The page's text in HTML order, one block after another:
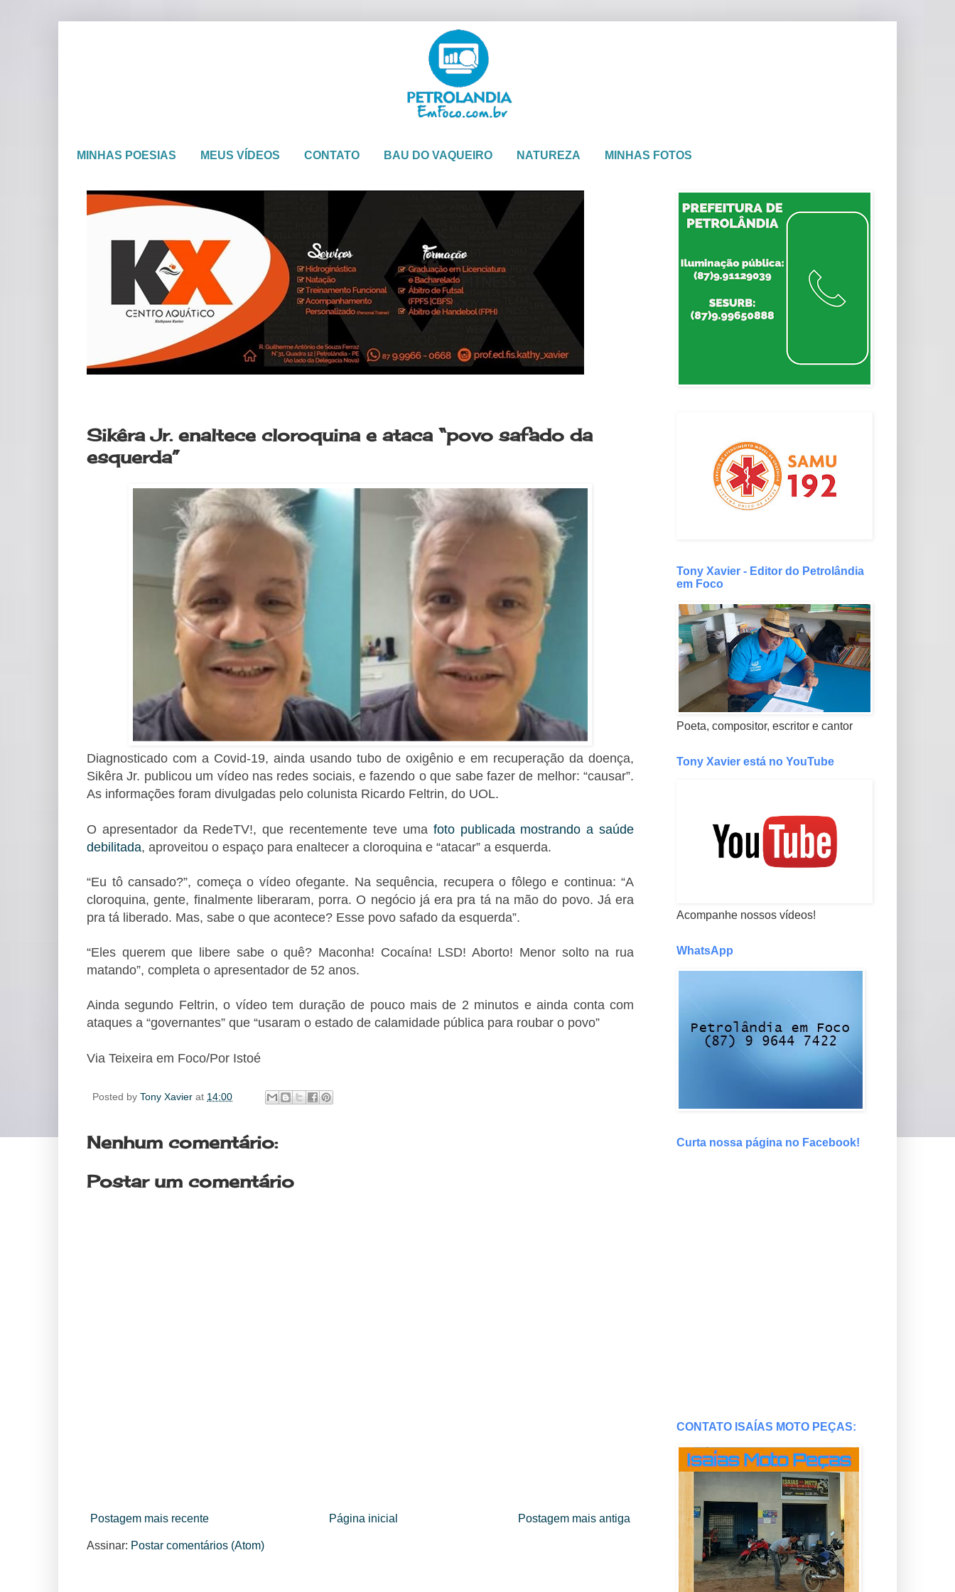
MINHAS POESIAS MEUS VÍDEOS CONTATO BAU DO VAQUEIRO NATUREZA MINHAS FOTOS
Sikêra Jr. enaltece cloroquina e ataca “povo safado da
esquerda”
Diagnosticado com a Covid-19, ainda usando tubo de oxigênio e em recuperação da doença,
Sikêra Jr. publicou um vídeo nas redes sociais, e fazendo o que sabe fazer de melhor: “causar”.
As informações foram divulgadas pelo colunista Ricardo Feltrin, do UOL.
O apresentador da RedeTV!, que recentemente teve uma foto publicada mostrando a saúde
debilitada, aproveitou o espaço para enaltecer a cloroquina e “atacar” a esquerda.
“Eu tô cansado?”, começa o vídeo ofegante. Na sequência, recupera o fôlego e continua: “A
cloroquina, gente, finalmente liberaram, porra. O negócio já era pra tá na mão do povo. Já era
pra tá liberado. Mas, sabe o que acontece? Esse povo safado da esquerda”.
“Eles querem que libere sabe o quê? Maconha! Cocaína! LSD! Aborto! Menor solto na rua
matando”, completa o apresentador de 52 anos.
Ainda segundo Feltrin, o vídeo tem duração de pouco mais de 2 minutos e ainda conta com
ataques a “governantes” que “usaram o estado de calamidade pública para roubar o povo”
Via Teixeira em Foco/Por Istoé
Posted by Tony Xavier at 14:00
Nenhum comentário:
Postar um comentário
Postagem mais recente Postagem mais antiga
Página inicial
Assinar: Postar comentários (Atom)
Tony Xavier - Editor do Petrolândia
em Foco
Poeta, compositor, escritor e cantor
Tony Xavier está no YouTube
Acompanhe nossos vídeos!
WhatsApp
Curta nossa página no Facebook!
CONTATO ISAÍAS MOTO PEÇAS: